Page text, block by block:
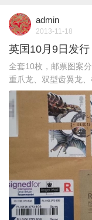
admin
2013-11-18
英国10月9日发
全套10枚，邮票图案
重爪龙、双型齿翼龙、